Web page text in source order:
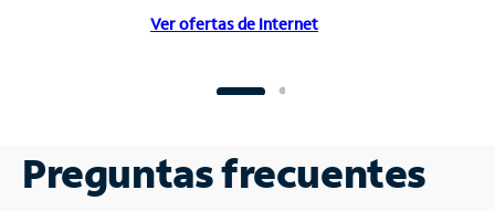
Ver ofertas de Internet
Preguntas frecuentes